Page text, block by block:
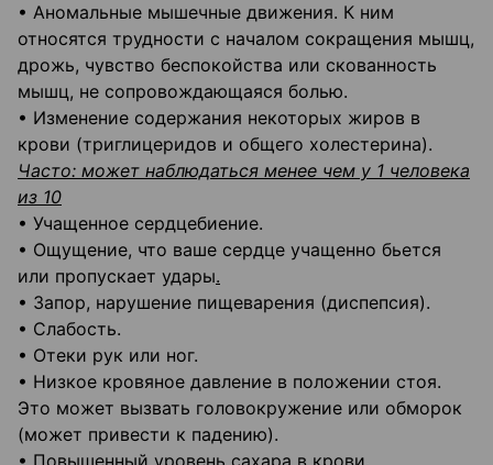
• Аномальные мышечные движения. К ним
относятся трудности с началом сокращения мышц,
дрожь, чувство беспокойства или скованность
мышц, не сопровождающаяся болью.
• Изменение содержания некоторых жиров в
крови (триглицеридов и общего холестерина).
Часто: может наблюдаться менее чем у 1 человека
из 10
• Учащенное сердцебиение.
• Ощущение, что ваше сердце учащенно бьется
или пропускает удары.
• Запор, нарушение пищеварения (диспепсия).
• Слабость.
• Отеки рук или ног.
• Низкое кровяное давление в положении стоя.
Это может вызвать головокружение или обморок
(может привести к падению).